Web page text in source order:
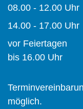
08.00 - 12.00 Uhr
14.00 - 17.00 Uhr
vor Feiertagen
bis 16.00 Uhr
möglich.